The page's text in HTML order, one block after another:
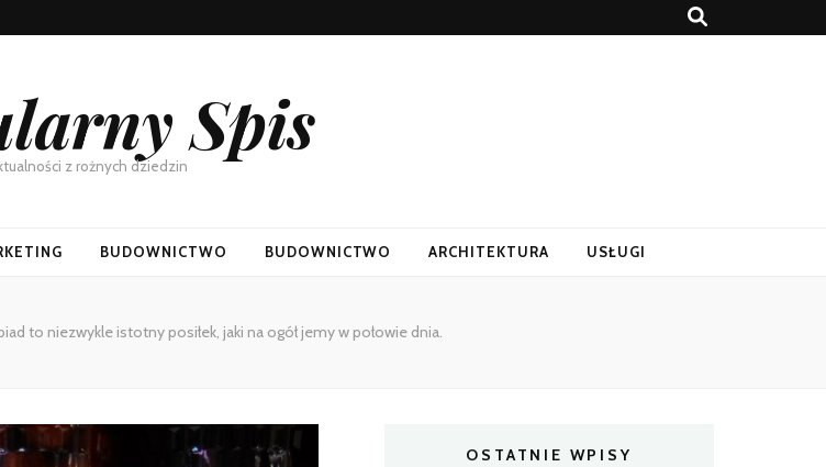
Spis
z rożnych dziedzin
BUDOWNICTWO BUDOWNICTWO ARCHITEKTURA USŁUGI
to niezwykle istotny posiłek, jaki na ogół jemy w połowie dnia.
OSTATNIE WPISY